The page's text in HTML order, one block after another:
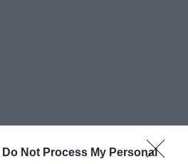
Do Not Process My Personal